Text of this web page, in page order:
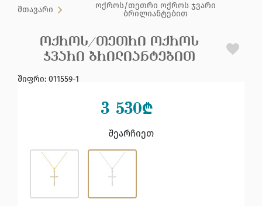
მთავარი
ოქროს/თეთრი ოქროს ჯვარი
ბრილიანტებით
ᲝᲥᲠᲝᲡ/ᲗᲔᲗᲠᲘ ᲝᲥᲠᲝᲡ
ᲯᲕᲐᲠᲘ ᲑᲠᲘᲚᲘᲐᲜᲢᲔᲑᲘᲗ
შიფრი: 011559-1
3 530₾
შეარჩიეთ